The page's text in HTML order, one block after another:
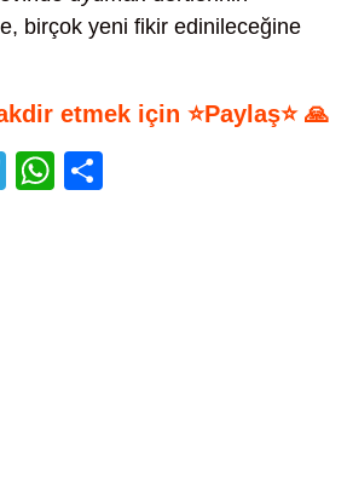
birçok yeni fikir edinileceğine
etmek için ⭐Paylaş⭐ 🙏
T
W